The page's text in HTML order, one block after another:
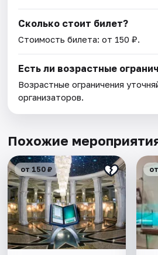
Сколько стоит билет?
Стоимость билета: от 150 ₽.
Есть ли возрастные
Возрастные ограничения
организаторов.
Похожие
от 150 ₽